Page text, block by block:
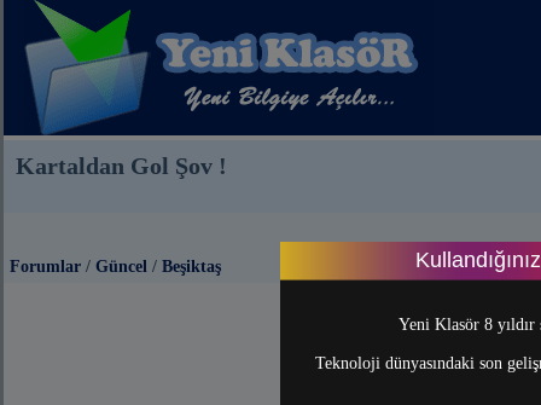
Yeni Klasör 8
Teknoloji dünyasındaki son
Kartaldan Gol Şov !
Forumlar / Güncel / Beşiktaş